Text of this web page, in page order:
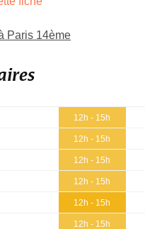
Paris 14ème
12h - 15h
12h - 15h
12h - 15h
12h - 15h
12h - 15h
12h - 15h